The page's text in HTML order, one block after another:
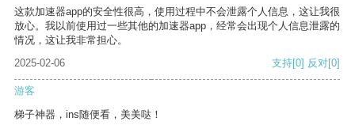
这款加速器app的安全性很高，使用过程中不会泄露个人信息，这让我很
放心。我以前使用过一些其他的加速器app，经常会出现个人信息泄露的
情况，这让我非常担心。
2025-02-06
支持[0] 反对[0]
游客
梯子神器，ins随便看，美美哒！